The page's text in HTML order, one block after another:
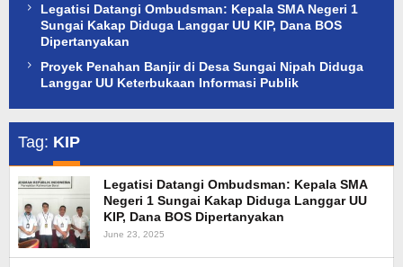
Legatisi Datangi Ombudsman: Kepala SMA Negeri 1
Sungai Kakap Diduga Langgar UU KIP, Dana BOS
Dipertanyakan
Proyek Penahan Banjir di Desa Sungai Nipah Diduga
Langgar UU Keterbukaan Informasi Publik
Tag: KIP
Legatisi Datangi Ombudsman: Kepala SMA
Negeri 1 Sungai Kakap Diduga Langgar UU
KIP, Dana BOS Dipertanyakan
June 23, 2025